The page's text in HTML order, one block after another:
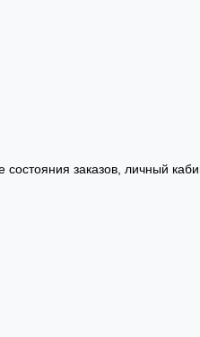
заказов, личный